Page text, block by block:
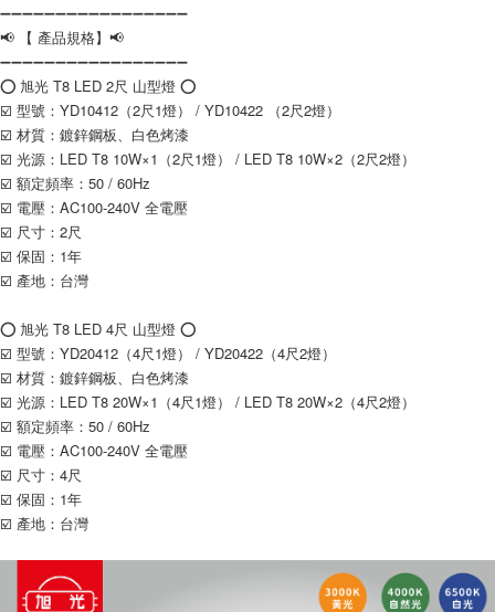
➖➖➖➖➖➖➖➖➖➖➖➖➖➖➖➖➖
📢 【 產品規格】📢
➖➖➖➖➖➖➖➖➖➖➖➖➖➖➖➖➖
⭕️ 旭光 T8 LED 2尺 山型燈 ⭕️
☑️ 型號：YD10412（2尺1燈） / YD10422 （2尺2燈）
☑️ 材質：鍍鋅鋼板、白色烤漆
☑️ 光源：LED T8 10W×1（2尺1燈） / LED T8 10W×2（2尺2燈）
☑️ 額定頻率：50 / 60Hz
☑️ 電壓：AC100-240V 全電壓
☑️ 尺寸：2尺
☑️ 保固：1年
☑️ 產地：台灣
⭕️ 旭光 T8 LED 4尺 山型燈 ⭕️
☑️ 型號：YD20412（4尺1燈） / YD20422（4尺2燈）
☑️ 材質：鍍鋅鋼板、白色烤漆
☑️ 光源：LED T8 20W×1（4尺1燈） / LED T8 20W×2（4尺2燈）
☑️ 額定頻率：50 / 60Hz
☑️ 電壓：AC100-240V 全電壓
☑️ 尺寸：4尺
☑️ 保固：1年
☑️ 產地：台灣